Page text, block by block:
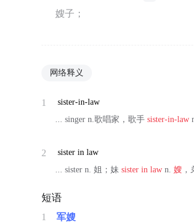
嫂子；
网络释义
1
sister-in-law
... singer n.歌唱家，歌手sister-in-law
2
sister in law
... sister n. 姐；妹sister in law n.嫂
短语
1 军嫂